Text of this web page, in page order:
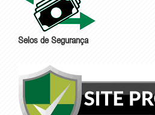
Selos de Segurança